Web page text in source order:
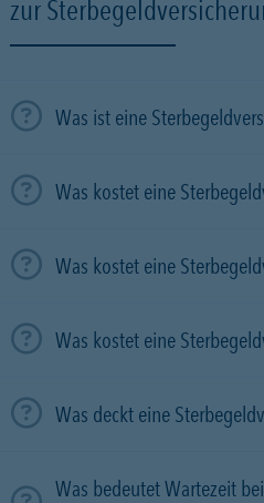
zur
Was ist eine
Was kostet eine
Was kostet eine
Was kostet eine
Was deckt eine
Was bedeutet Wartezeit